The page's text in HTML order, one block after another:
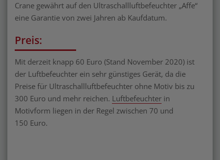
Crane gewährt auf den Ultraschallluftbefeuchter „Affe“
eine Garantie von zwei Jahren ab Kaufdatum.
Preis:
Mit derzeit knapp 60 Euro (Stand November 2020) ist
der Luftbefeuchter ein sehr günstiges Gerät, da die
Preise für Ultraschallluftbefeuchter ohne Motiv bis zu
300 Euro und mehr reichen. Luftbefeuchter in
Motivform liegen in der Regel zwischen 70 und
150 Euro.